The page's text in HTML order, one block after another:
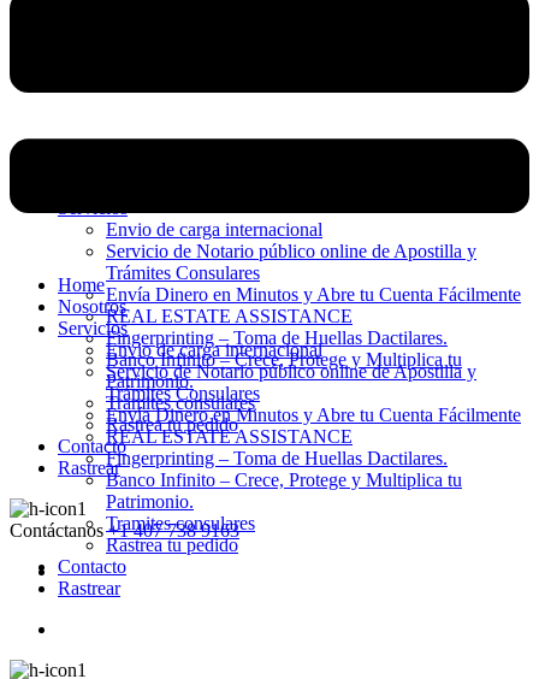
Envio de carga internacional
Servicio de Notario público online de Apostilla y
Trámites Consulares
Envía Dinero en Minutos y Abre tu Cuenta Fácilmente
REAL ESTATE ASSISTANCE
Fingerprinting – Toma de Huellas Dactilares.
Banco Infinito – Crece, Protege y Multiplica tu
Patrimonio.
Tramites consulares
Rastrea tu pedido
Contacto
Rastrear
Contáctanos +1 407 738 9163
Home
Nosotros
Servicios
Envio de carga internacional
Servicio de Notario público online de Apostilla y
Trámites Consulares
Envía Dinero en Minutos y Abre tu Cuenta Fácilmente
REAL ESTATE ASSISTANCE
Fingerprinting – Toma de Huellas Dactilares.
Banco Infinito – Crece, Protege y Multiplica tu
Patrimonio.
Tramites consulares
Rastrea tu pedido
Contacto
Rastrear